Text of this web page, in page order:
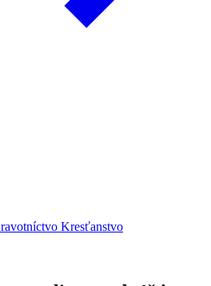
Kresťanstvo